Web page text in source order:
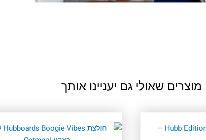
מוצרים שאולי גם יעניינו אותך